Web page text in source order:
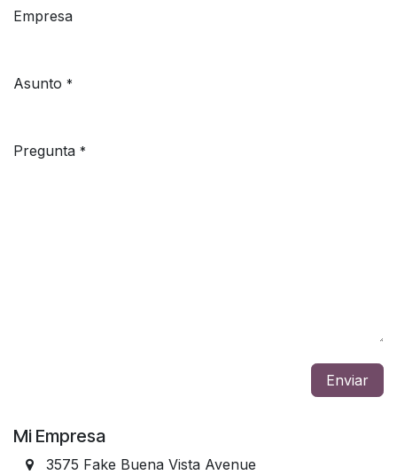
Empresa
Asunto *
Pregunta *
Enviar
Mi Empresa
3575 Fake Buena Vista Avenue